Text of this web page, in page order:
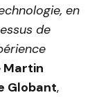
en
de
Martin
Globant,